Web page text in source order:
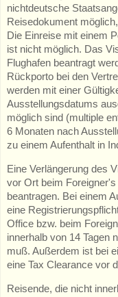
nichtdeutsche
Reisedokument
Die Einreise mit einem
ist nicht möglich. Das
Flughafen beantragt
Rückporto bei den
werden mit einer
Ausstellungsdatums
möglich sind (multiple
6 Monaten nach
zu einem Aufenthalt in
Eine Verlängerung des
vor Ort beim
beantragen. Bei einem
eine
Office bzw. beim
innerhalb von 14 Tagen
muß. Außerdem ist bei
eine Tax Clearance vor
Reisende, die nicht